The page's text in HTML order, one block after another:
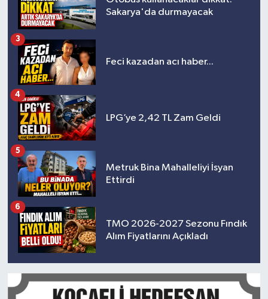
Sakarya'da durmayacak
Feci kazadan acı haber...
3
LPG’ye 2,42 TL Zam Geldi
4
Metruk Bina Mahalleliyi İsyan
Ettirdi
5
TMO 2026-2027 Sezonu Fındık
Alım Fiyatlarını Açıkladı
6